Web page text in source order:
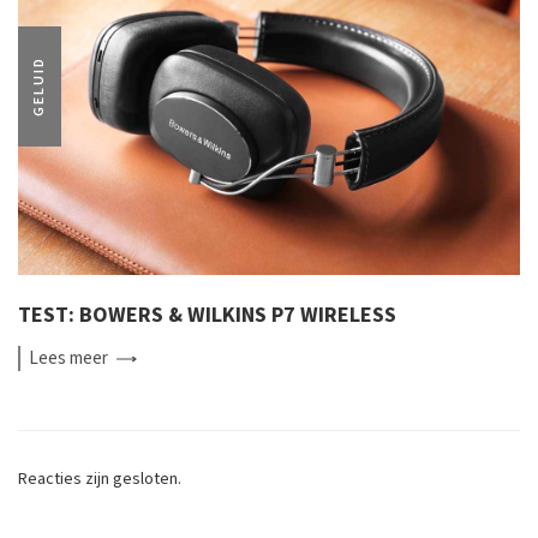
GELUID
TEST: BOWERS & WILKINS P7 WIRELESS
Leesmeer
Reacties zijn gesloten.